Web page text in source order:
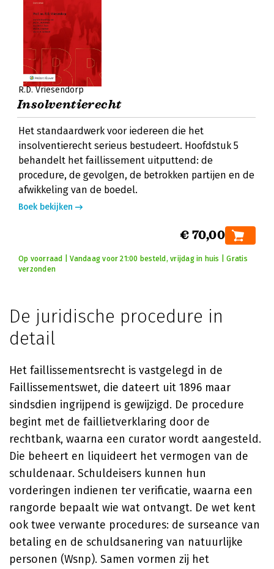
R.D. Vriesendorp
Insolventierecht
Het standaardwerk voor iedereen die het
insolventierecht serieus bestudeert. Hoofdstuk 5
behandelt het faillissement uitputtend: de
procedure, de gevolgen, de betrokken partijen en de
afwikkeling van de boedel.
Boek bekijken
€ 70,00
Op voorraad | Vandaag voor 21:00 besteld, vrijdag in huis | Gratis
verzonden
De juridische procedure in
detail
Het faillissementsrecht is vastgelegd in de
Faillissementswet, die dateert uit 1896 maar
sindsdien ingrijpend is gewijzigd. De procedure
begint met de faillietverklaring door de
rechtbank, waarna een curator wordt aangesteld.
Die beheert en liquideert het vermogen van de
schuldenaar. Schuldeisers kunnen hun
vorderingen indienen ter verificatie, waarna een
rangorde bepaalt wie wat ontvangt. De wet kent
ook twee verwante procedures: de surseance van
betaling en de schuldsanering van natuurlijke
personen (Wsnp). Samen vormen zij het